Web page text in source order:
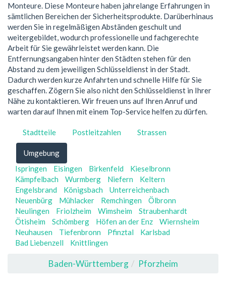
Monteure. Diese Monteure haben jahrelange Erfahrungen in
sämtlichen Bereichen der Sicherheitsprodukte. Darüberhinaus
werden Sie in regelmäßigen Abständen geschult und
weitergebildet, wodurch professionelle und fachgerechte
Arbeit für Sie gewährleistet werden kann. Die
Entfernungsangaben hinter den Städten stehen für den
Abstand zu dem jeweiligen Schlüsseldienst in der Stadt.
Dadurch werden kurze Anfahrten und schnelle Hilfe für Sie
geschaffen. Zögern Sie also nicht den Schlüsseldienst in Ihrer
Nähe zu kontaktieren. Wir freuen uns auf Ihren Anruf und
warten darauf Ihnen mit einem Top-Service helfen zu dürfen.
Stadtteile Postleitzahlen Strassen
Umgebung
Ispringen
Eisingen Birkenfeld
Kieselbronn
Kämpfelbach
Wurmberg Niefern
Keltern
Engelsbrand
Königsbach
Unterreichenbach
Neuenbürg
Mühlacker Remchingen
Ölbronn
Neulingen
Friolzheim Wimsheim
Straubenhardt
Ötisheim
Schömberg Höfen an der Enz
Wiernsheim
Neuhausen
Tiefenbronn Pfinztal
Karlsbad
Bad Liebenzell
Knittlingen
Baden-Württemberg Pforzheim